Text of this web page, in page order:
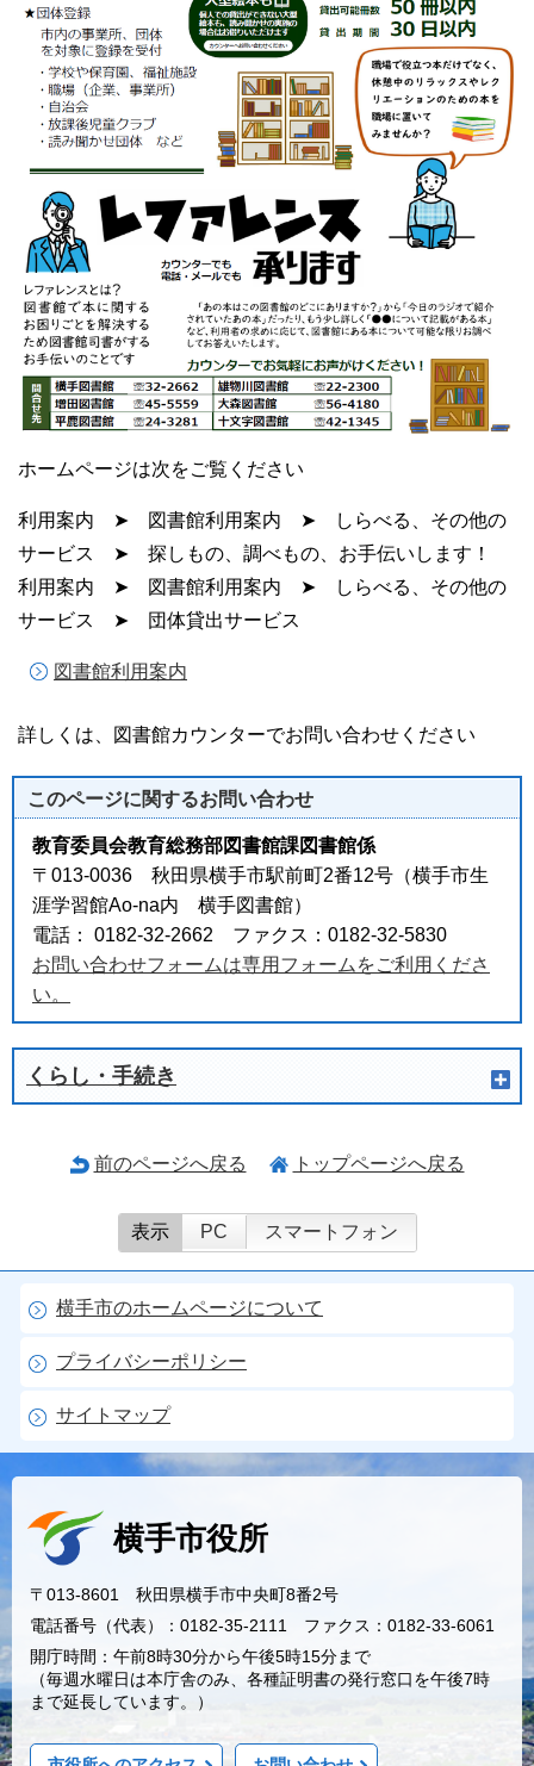
ホームページは次をご覧ください
利用案内 ➤ 図書館利用案内 ➤ しらべる、その他の
サービス ➤ 探しもの、調べもの、お手伝いします！
利用案内 ➤ 図書館利用案内 ➤ しらべる、その他の
サービス ➤ 団体貸出サービス
図書館利用案内
詳しくは、図書館カウンターでお問い合わせください
このページに関するお問い合わせ
教育委員会教育総務部図書館課図書館係
〒013-0036 秋田県横手市駅前町2番12号（横手市生
涯学習館Ao-na内 横手図書館）
電話： 0182-32-2662 ファクス：0182-32-5830
お問い合わせフォームは専用フォームをご利用くださ
い。
くらし・手続き
前のページへ戻る トップページへ戻る
表示 PC スマートフォン
横手市のホームページについて
プライバシーポリシー
サイトマップ
横手市役所
〒013-8601 秋田県横手市中央町8番2号
電話番号（代表）：0182-35-2111 ファクス：0182-33-6061
開庁時間：午前8時30分から午後5時15分まで
（毎週水曜日は本庁舎のみ、各種証明書の発行窓口を午後7時
まで延長しています。）